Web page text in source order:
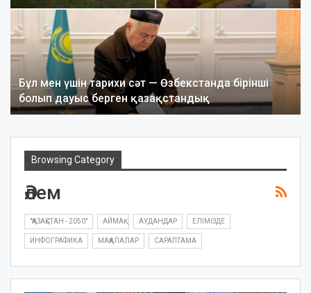
Бұл мен үшін тарихи сәт — Өзбекстанда бірінші
болып дауыс берген қазақстандық
Browsing Category
Әлем
"ҚАЗАҚСТАН - 2050" АЙМАҚ АУДАНДАР ЕЛІМІЗДЕ
ИНФОГРАФИКА МАҚАЛАЛАР САРАПТАМА